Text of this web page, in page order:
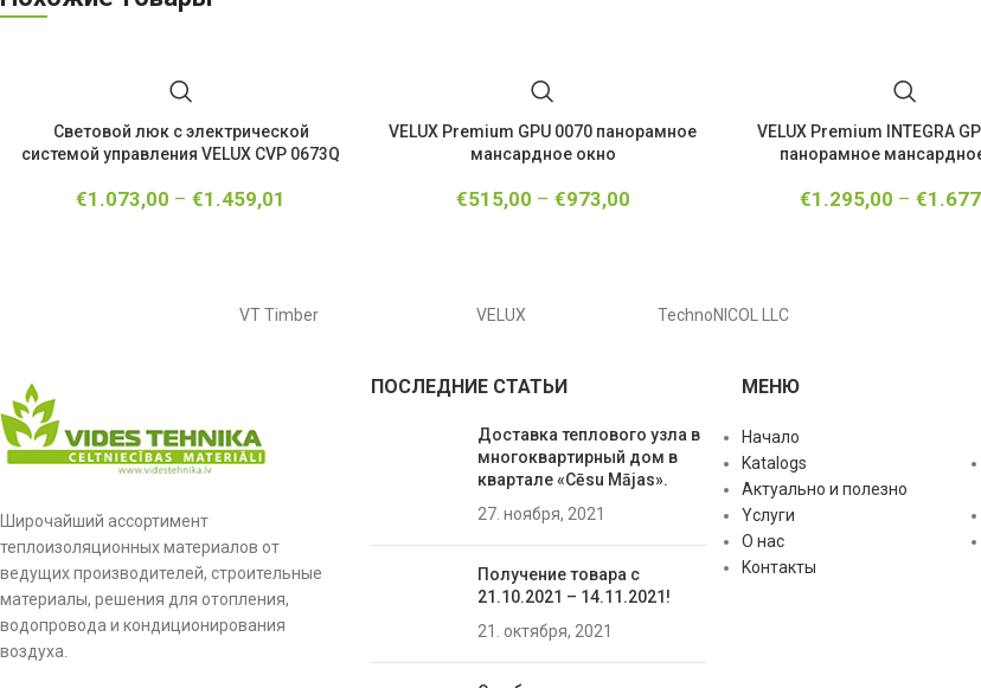
Световой люк с электрической
системой управления VELUX CVP 0673Q
€1.073,00 –€1.459,01
VELUX Premium GPU 0070 панорамное
мансардное окно
€515,00 – €973,00
VELUX Premium INTEGRA
панорамное
€1.295,00 –€
VT Timber VELUX TechnoNICOL LLC
Широчайший ассортимент
теплоизоляционных материалов от
ведущих производителей, строительные
материалы, решения для отопления,
водопровода и кондиционирования
воздуха.
ПОСЛЕДНИЕ СТАТЬИ
Доставка теплового узла в
многоквартирный дом в
квартале «Cēsu Mājas».
27. ноября, 2021
Получение товара с
21.10.2021 – 14.11.2021!
21. октября, 2021
МЕНЮ
Начало
Katalogs
Актуально и полезно
Yслуги
О нас
Kонтакты